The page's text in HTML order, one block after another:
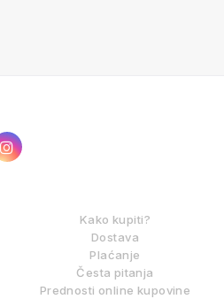
Kako kupiti?
Dostava
Plaćanje
Česta pitanja
Prednosti online kupovine